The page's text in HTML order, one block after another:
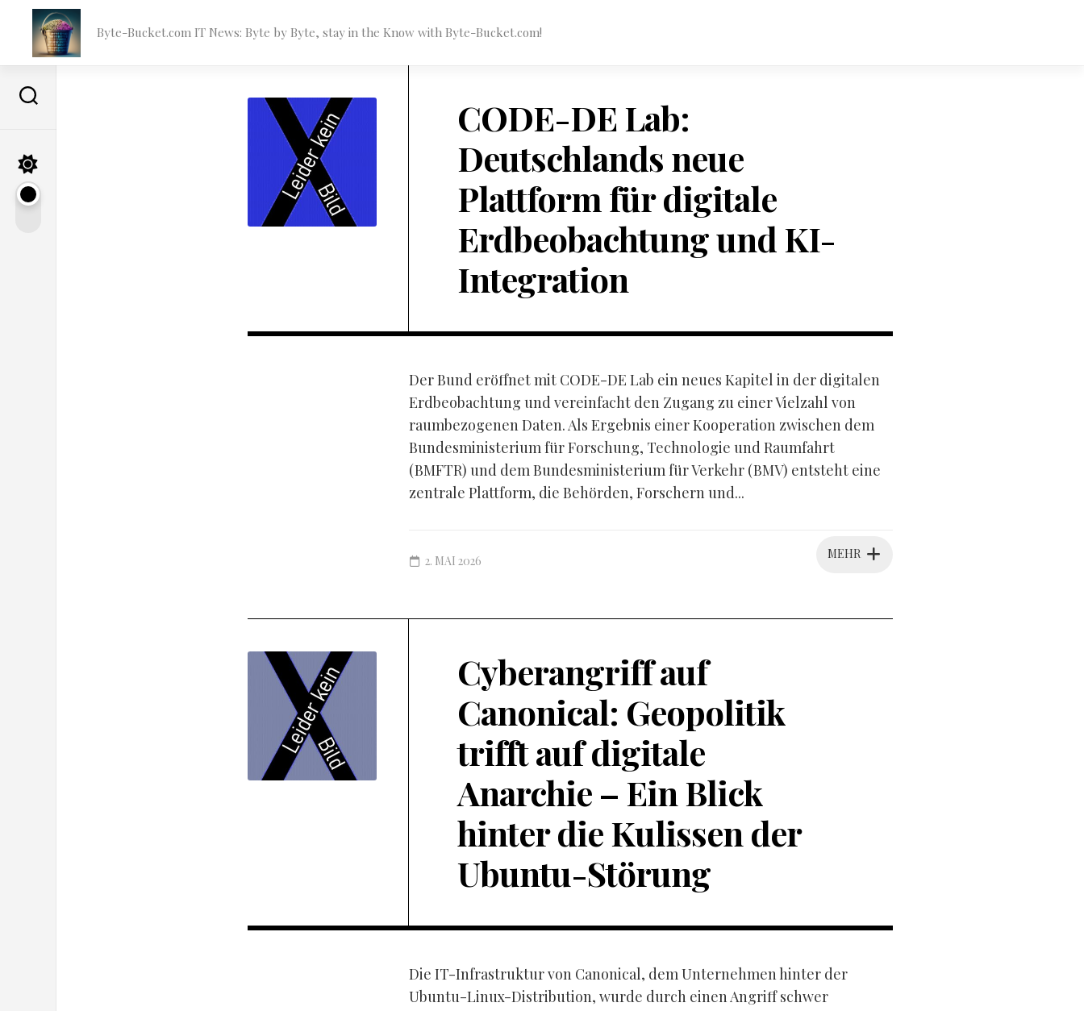
content
Byte-Bucket.com IT News: Byte by Byte, stay in the Know with Byte-Bucket.com!
CODE-DE Lab:
Deutschlands neue
Plattform für digitale
Erdbeobachtung und KI-
Integration
Der Bund eröffnet mit CODE-DE Lab ein neues Kapitel in der digitalen
Erdbeobachtung und vereinfacht den Zugang zu einer Vielzahl von
raumbezogenen Daten. Als Ergebnis einer Kooperation zwischen dem
Bundesministerium für Forschung, Technologie und Raumfahrt
(BMFTR) und dem Bundesministerium für Verkehr (BMV) entsteht eine
zentrale Plattform, die Behörden, Forschern und...
MEHR
2. MAI 2026
Cyberangriff auf
Canonical: Geopolitik
trifft auf digitale
Anarchie – Ein Blick
hinter die Kulissen der
Ubuntu-Störung
Die IT-Infrastruktur von Canonical, dem Unternehmen hinter der
Ubuntu-Linux-Distribution, wurde durch einen Angriff schwer